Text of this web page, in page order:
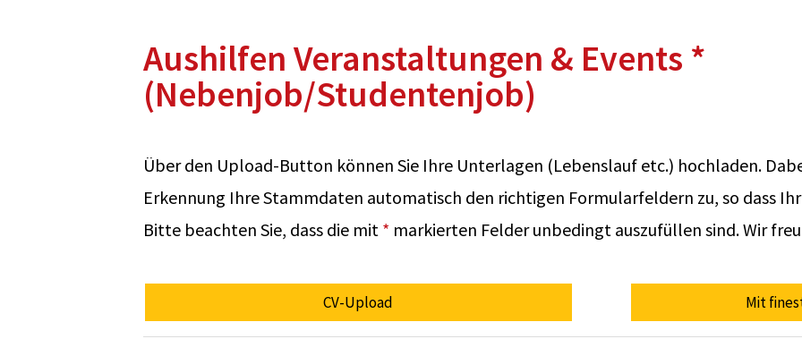
Aushilfen Veranstaltungen & Events *
(Nebenjob/Studentenjob)
Über den Upload-Button können Sie Ihre Unterlagen (Lebenslauf etc.) hochladen.
Erkennung Ihre Stammdaten automatisch den richtigen Formularfeldern zu, so dass
Bitte beachten Sie, dass die mit * markierten Felder unbedingt auszufüllen sind. Wir
CV-Upload Mit